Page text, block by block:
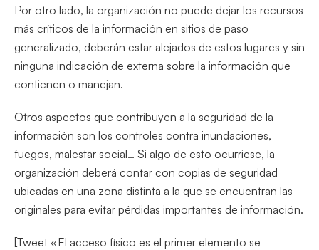
Por otro lado, la organización no puede dejar los recursos
más críticos de la información en sitios de paso
generalizado, deberán estar alejados de estos lugares y sin
ninguna indicación de externa sobre la información que
contienen o manejan.
Otros aspectos que contribuyen a la seguridad de la
información son los controles contra inundaciones,
fuegos, malestar social… Si algo de esto ocurriese, la
organización deberá contar con copias de seguridad
ubicadas en una zona distinta a la que se encuentran las
originales para evitar pérdidas importantes de información.
[Tweet «El acceso físico es el primer elemento se